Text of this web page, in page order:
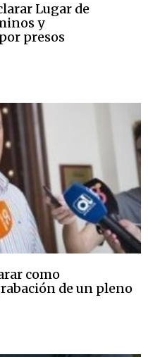
Lugar de
y
presos
como
de un pleno